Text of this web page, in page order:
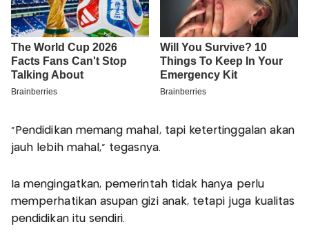
"Pendidikan memang mahal, tapi ketertinggalan akan
jauh lebih mahal," tegasnya.
Ia mengingatkan, pemerintah tidak hanya perlu
memperhatikan asupan gizi anak, tetapi juga kualitas
pendidikan itu sendiri.